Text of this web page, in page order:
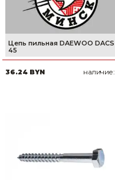
Цепь пильная DAEWOO DACS
45
36.24 BYN наличие: